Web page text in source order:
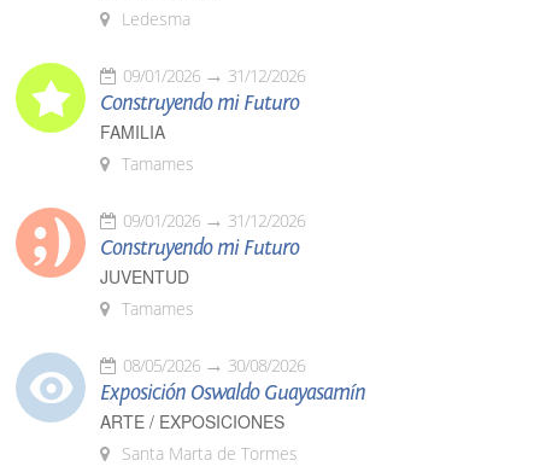
Ledesma
09/01/2026 31/12/2026
Construyendo mi Futuro
FAMILIA
Tamames
09/01/2026 31/12/2026
Construyendo mi Futuro
JUVENTUD
Tamames
08/05/2026 30/08/2026
Exposición Oswaldo Guayasamín
ARTE / EXPOSICIONES
Santa Marta de Tormes